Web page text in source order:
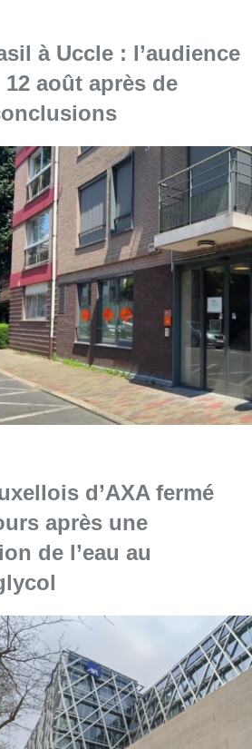
à Uccle : l’audience
août après de
d’AXA fermé
après une
de l’eau au